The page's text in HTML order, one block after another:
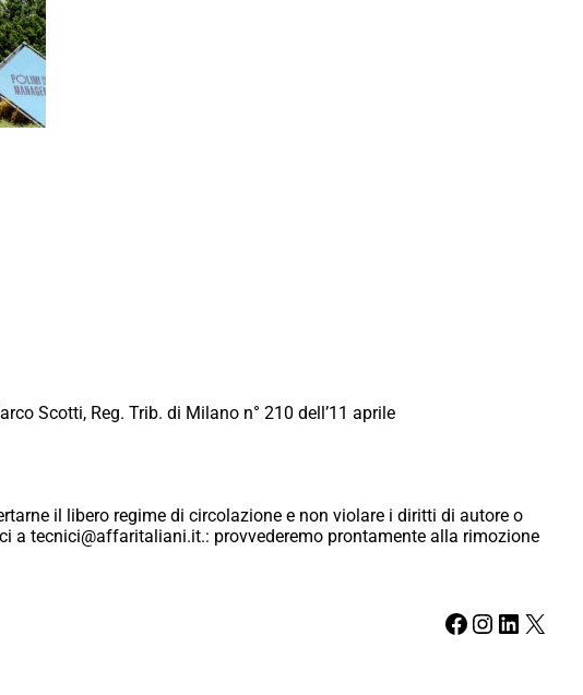
Scotti, Reg. Trib. di Milano n° 210 dell’11 aprile
il libero regime di circolazione e non violare i diritti di autore o
a tecnici@affaritaliani.it.: provvederemo prontamente alla rimozione
Facebook Instagram LinkedIn X